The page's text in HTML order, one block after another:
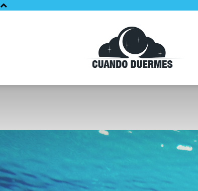
Duermes